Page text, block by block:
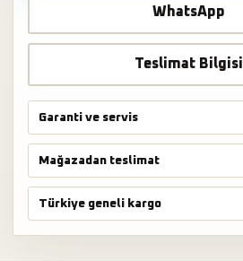
WhatsApp
Teslimat Bilgisi
Garanti ve servis
Mağazadan teslimat
Türkiye geneli kargo